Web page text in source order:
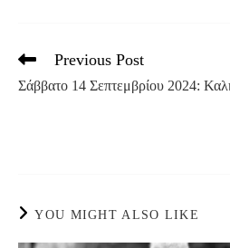
Read
articles
Previous Post
Σάββατο 14 Σεπτεμβρίου 2024:
YOU MIGHT ALSO LIKE